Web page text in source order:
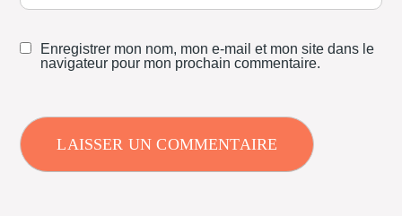
Enregistrer mon nom, mon e-mail et mon site dans le
navigateur pour mon prochain commentaire.